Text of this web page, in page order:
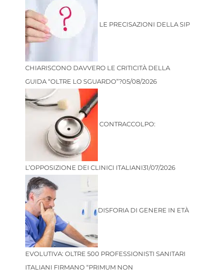
LE PRECISAZIONI DELLA SIP
CHIARISCONO DAVVERO LE CRITICITÀ DELLA
GUIDA “OLTRE LO SGUARDO”?05/08/2026
CONTRACCOLPO:
L’OPPOSIZIONE DEI CLINICI ITALIANI31/07/2026
DISFORIA DI GENERE IN ETÀ
EVOLUTIVA: OLTRE 500 PROFESSIONISTI SANITARI
ITALIANI FIRMANO “PRIMUM NON